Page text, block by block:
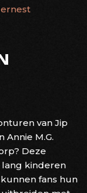
van Jip
Annie M.G.
Deze
kinderen
fans hun